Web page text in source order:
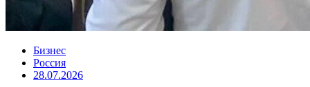
Бизнес
Россия
28.07.2026